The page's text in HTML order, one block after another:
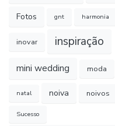
Fotos gnt harmonia
inovar inspiração
mini wedding moda
natal noiva noivos
Sucesso